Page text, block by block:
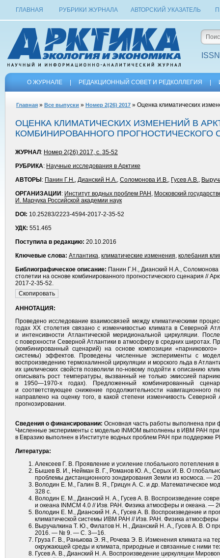
ГЛАВНАЯ РУБРИКИ ЖУРНАЛА АВТОРСКИЙ УКАЗАТЕЛЬ
О ЖУРНАЛЕ РЕДАКЦИОННЫЙ СОВЕТ И РЕДКОЛЛЕГИЯ
Главная » Все выпуски » Номер 2(26) 2017 » Оценка климатических
ОЦЕНКА КЛИМАТИЧЕСКИХ ИЗМЕНЕНИЙ В
КОМБИНИРОВАННОГО ПРОГНОСТИЧЕСКОГО
ЖУРНАЛ : Номер 2(26) 2017, с. 35-52
РУБРИКА: Научные исследования в Арктике
АВТОРЫ : Панин Г.Н., Дианский Н.А., Соломонова И.В., Гусев А.В.,
ОРГАНИЗАЦИИ : Институт водных проблем РАН , Московский
И. Марчука Российской академии наук
DOI: 10.25283/2223-4594-2017-2-35-52
УДК: 551.465
Поступила в редакцию: 20.10.2016
Ключевые слова: Атлантика, климатические изменения, колебания
Библиографическое описание: Панин Г.Н., Дианский Н.А., Соломонова
столетии на основе комбинированного прогностического сценария
2017-2-35-52.
АННОТАЦИЯ:
Проведено исследование взаимосвязей между климатическими
годах ХХ столетия связано с изменчивостью климата в Северной
и интенсивности Атлантической меридиональной циркуляции.
с поверхности Северной Атлантики в атмосферу в средних широтах.
(комбинированный сценарий) на основе композиции
системы) эффектов. Проведены численные эксперименты с
воспроизведению термохалинной циркуляции и морского льда в
их циклических свойств позволили по-новому подойти к описанию
описывать рост температуры, вызванный не только эмиссией
в 1950—1970-х годах). Предложенный комбинированный
и соответствующее снижение продолжительности
направлено на оценку того, в какой степени изменчивость
прогнозировании.
Сведения о финансировании: Основная часть работы выполнена
Численные эксперименты с моделью INMOM выполнены в ИВМ РАН
в Евразию выполнен в Институте водных проблем РАН при поддержке
Литература:
Алексеев Г. В. Проявление и усиление глобального
Бышев В. И., Нейман В. Г., Романов Ю. А., Серых И. В. О
проблемы дистанционного зондирования Земли из космоса.
Володин Е. М., Галин В. Я., Грицун А. С. и др. Математическое
328 с.
Володин Е. М., Дианский Н. А., Гусев А. В. Воспроизведение
и океана INMCM 4.0 // Изв. РАН. Физика атмосферы и океана.
Володин Е. М., Дианский Н. А., Гусев А. В. Воспроизведение и
климатической системы ИВМ РАН // Изв. РАН. Физика
Выручалкина Т. Ю., Филатов Н. Н., Дианский Н. А., Гусев А. В. О
2016. — № 9. — С. 3—16.
Груза Г. В., Ранькова Э. Я., Рочева Э. В. Изменения климата на
окружающей среды и климата, природные и связанные с ними
Гусев А. В., Дианский Н. А. Воспроизведение циркуляции